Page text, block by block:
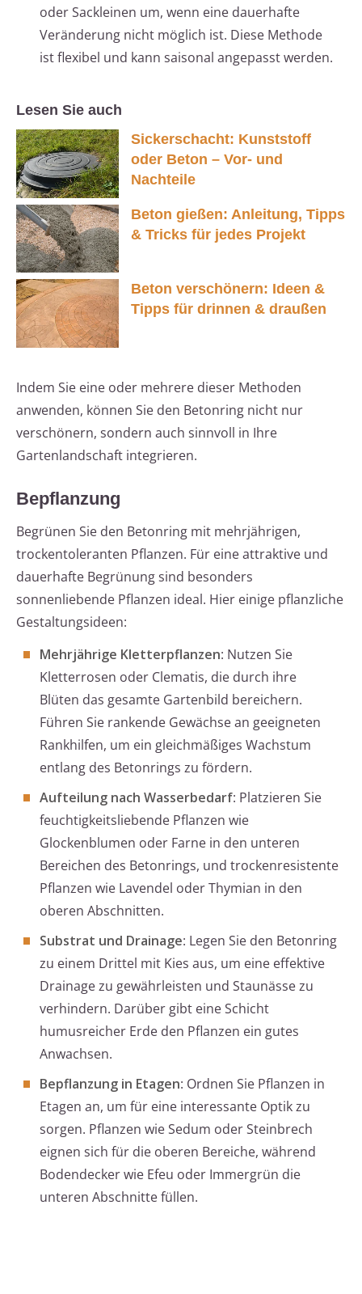
oder Sackleinen um, wenn eine dauerhafte
Veränderung nicht möglich ist. Diese Methode
ist flexibel und kann saisonal angepasst werden.
Lesen Sie auch
Sickerschacht: Kunststoff
oder Beton – Vor- und
Nachteile
Beton gießen: Anleitung, Tipps
& Tricks für jedes Projekt
Beton verschönern: Ideen &
Tipps für drinnen & draußen
Indem Sie eine oder mehrere dieser Methoden
anwenden, können Sie den Betonring nicht nur
verschönern, sondern auch sinnvoll in Ihre
Gartenlandschaft integrieren.
Bepflanzung
Begrünen Sie den Betonring mit mehrjährigen,
trockentoleranten Pflanzen. Für eine attraktive und
dauerhafte Begrünung sind besonders
sonnenliebende Pflanzen ideal. Hier einige pflanzliche
Gestaltungsideen:
Mehrjährige Kletterpflanzen: Nutzen Sie
Kletterrosen oder Clematis, die durch ihre
Blüten das gesamte Gartenbild bereichern.
Führen Sie rankende Gewächse an geeigneten
Rankhilfen, um ein gleichmäßiges Wachstum
entlang des Betonrings zu fördern.
Aufteilung nach Wasserbedarf: Platzieren Sie
feuchtigkeitsliebende Pflanzen wie
Glockenblumen oder Farne in den unteren
Bereichen des Betonrings, und trockenresistente
Pflanzen wie Lavendel oder Thymian in den
oberen Abschnitten.
Substrat und Drainage: Legen Sie den Betonring
zu einem Drittel mit Kies aus, um eine effektive
Drainage zu gewährleisten und Staunässe zu
verhindern. Darüber gibt eine Schicht
humusreicher Erde den Pflanzen ein gutes
Anwachsen.
Bepflanzung in Etagen: Ordnen Sie Pflanzen in
Etagen an, um für eine interessante Optik zu
sorgen. Pflanzen wie Sedum oder Steinbrech
eignen sich für die oberen Bereiche, während
Bodendecker wie Efeu oder Immergrün die
unteren Abschnitte füllen.